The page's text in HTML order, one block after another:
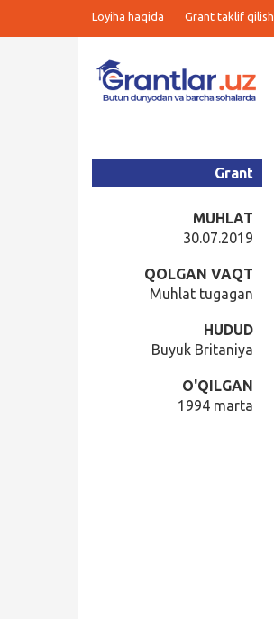
Loyiha haqida Grant taklif qilish
Grant
MUHLAT
30.07.2019
QOLGAN VAQT
Muhlat tugagan
HUDUD
Buyuk Britaniya
O'QILGAN
1994 marta